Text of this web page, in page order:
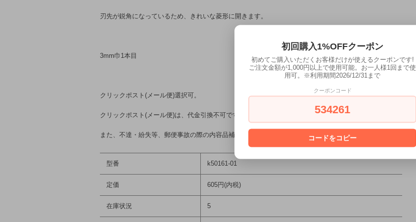
刃先が鋭角になっているため、きれいな菱形に開きます。
3mm巾1本目
クリックポスト(メール便)選択可。
クリックポスト(メール便)は、代金引換不可です。
また、不達・紛失等、郵便事故の際の内容品補償はございませんので、ご了承願います。
型番 k50161-01
定価 605円(内税)
在庫状況 5
初回購入1%OFFクーポン
初めてご購入いただくお客様だけが使えるクーポンです!
ご注文金額が1,000円以上で使用可能。お一人様1回まで使
用可。※利用期間2026/12/31まで
クーポンコード
534261
コードをコピー